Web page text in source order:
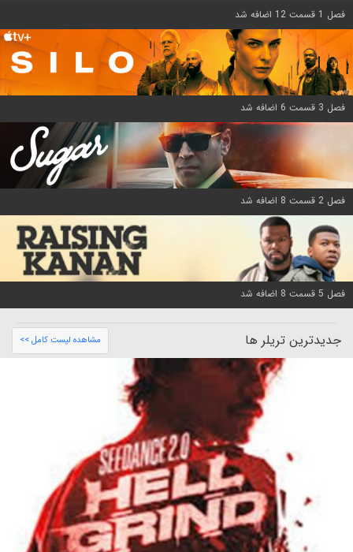
فصل 1 قسمت 12 اضافه شد
فصل 3 قسمت 6 اضافه شد
فصل 2 قسمت 8 اضافه شد
فصل 5 قسمت 8 اضافه شد
جدیدترین تریلر ها مشاهده لیست کامل >>